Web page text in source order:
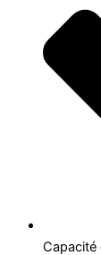
Capacité